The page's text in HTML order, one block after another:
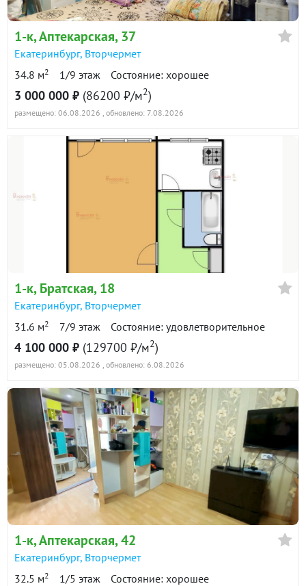
в продаже 62800 ₽/м²
Показать всю историю: 6 предложений →
1-к, Аптекарская, 37
Екатеринбург, Вторчермет
34.8 м2 1/9 этаж Состояние: хорошее
3 000 000 ₽ (86200 ₽/м2)
размещено: 06.08.2026 , обновлено: 7.08.2026
1-к, Братская, 18
Екатеринбург, Вторчермет
31.6 м2 7/9 этаж Состояние: удовлетворительное
4 100 000 ₽ (129700 ₽/м2)
размещено: 05.08.2026 , обновлено: 6.08.2026
1-к, Аптекарская, 42
Екатеринбург, Вторчермет
32.5 м2 1/5 этаж Состояние: хорошее